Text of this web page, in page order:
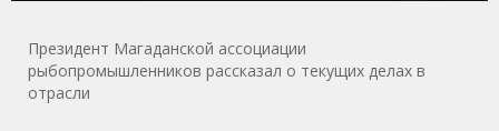
Президент Магаданской ассоциации
рыбопромышленников рассказал о текущих делах в
отрасли